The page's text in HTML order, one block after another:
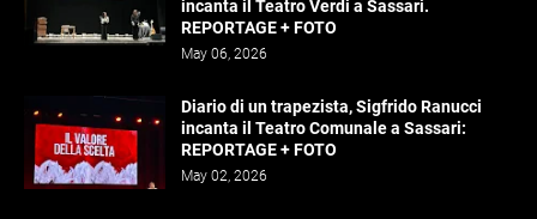
incanta il Teatro Verdi a Sassari.
REPORTAGE + FOTO
May 06, 2026
Diario di un trapezista, Sigfrido Ranucci
incanta il Teatro Comunale a Sassari:
REPORTAGE + FOTO
May 02, 2026